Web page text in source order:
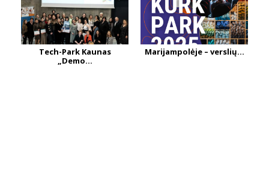
Tech-Park Kaunas
„Demo...
Marijampolėje – verslių...